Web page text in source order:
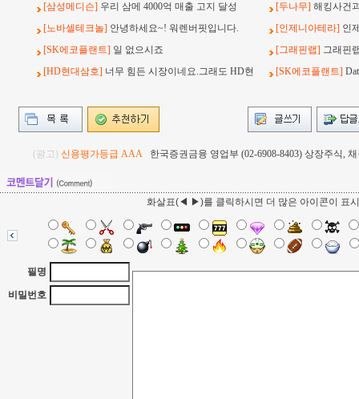
[삼성메디슨] 우리 삼메 4000억 매출 고지 달성 [두나무] 해킹사건
[노바셀테크놀] 안녕하세요~! 워렌버핏입니다. [인제니아테라] 인
[SK에코플랜트] 일 없으시죠 [그래핀랩] 그래핀
[HD현대삼호] 너무 힘든 시장이네요.그래도 HD현 [SK에코플랜트]
(광고) 신용평가등급 AAA 한국증권금융 영업부 (02-6908-8403) 상장주식,
화살표(◀ ▶)를 클릭하시면 더 많은 아이콘이 표
필명
비밀번호